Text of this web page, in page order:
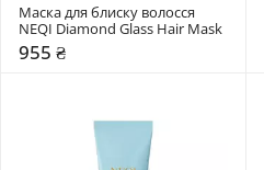
Маска для блиску волосся
NEQI Diamond Glass Hair Mask
955 ₴